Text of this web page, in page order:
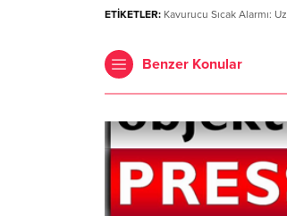
ETİKETLER: Kavurucu Sıcak Alarmı:
Benzer Konular